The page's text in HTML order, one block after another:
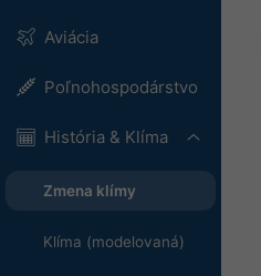
Aviácia
Poľnohospodárstvo
História & Klíma
Zmena klímy
Klíma (modelovaná)